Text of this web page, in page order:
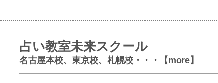
占い教室未来スクール
名古屋本校、東京校、札幌校・・・【more】